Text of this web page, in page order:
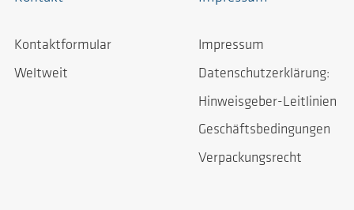
Kontaktformular
Weltweit
Impressum
Datenschutzerklärung:
Hinweisgeber-Leitlinien
Geschäftsbedingungen
Verpackungsrecht